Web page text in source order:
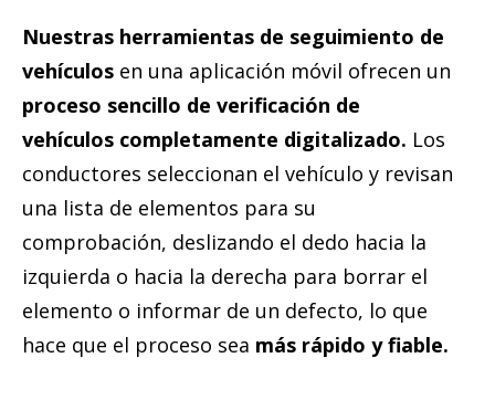
Nuestras herramientas de seguimiento de
vehículos en una aplicación móvil ofrecen un
proceso sencillo de verificación de
vehículos completamente digitalizado. Los
conductores seleccionan el vehículo y revisan
una lista de elementos para su
comprobación, deslizando el dedo hacia la
izquierda o hacia la derecha para borrar el
elemento o informar de un defecto, lo que
hace que el proceso sea más rápido y fiable.